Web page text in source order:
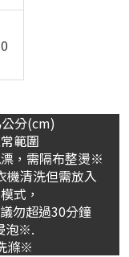
分(cm)
範圍
，需隔布整燙※
機清洗但需放入
式，
勿超過30分鐘
泡※.
滌※